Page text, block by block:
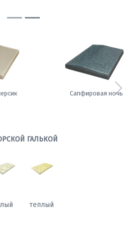
Теплый жемчуг
ГАЛЬКОЙ
теплый